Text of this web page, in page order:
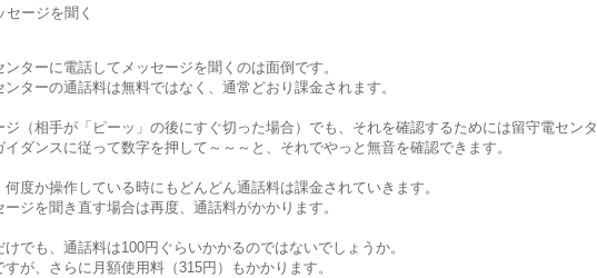
セージを聞く
ターに電話してメッセージを聞くのは面倒です。
ンターの通話料は無料ではなく、通常どおり課金されます。
ジ（相手が「ピーッ」の後にすぐ切った場合）でも、それを確認するためには留守電センタ
ダンスに従って数字を押して～～～と、それでやっと無音を確認できます。
度か操作している時にもどんどん通話料は課金されていきます。
ジを聞き直す場合は再度、通話料がかかります。
でも、通話料は100円ぐらいかかるのではないでしょうか。
が、さらに月額使用料（315円）もかかります。